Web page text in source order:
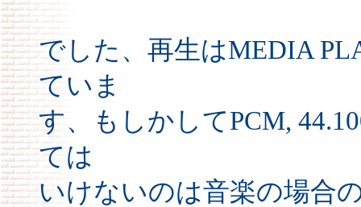
でした、再生はMEDIA
ていま
す、もしかしてPCM,
ては
いけないのは音楽の場合